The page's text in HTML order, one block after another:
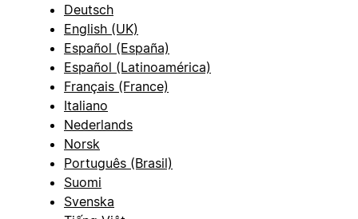
Deutsch
English (UK)
Español (España)
Español (Latinoamérica)
Français (France)
Italiano
Nederlands
Norsk
Português (Brasil)
Suomi
Svenska